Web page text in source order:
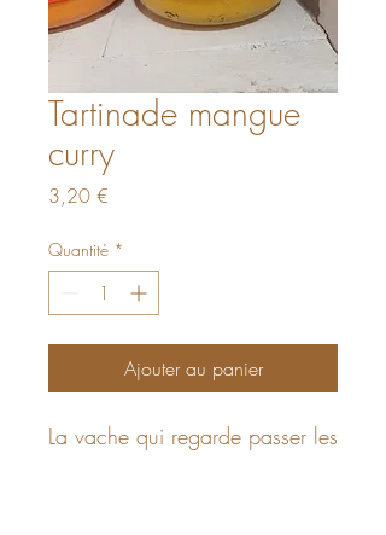
Tartinade mangue
curry
3,20 €
Quantité *
Ajouter au panier
La vache qui regarde passer les